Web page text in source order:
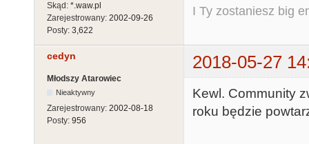
Skąd: *.waw.pl
Zarejestrowany: 2002-09-26
Posty: 3,622
I Ty zostaniesz big
cedyn 2018-05-27
Młodszy Atarowiec
Nieaktywny
Zarejestrowany: 2002-08-18
Posty: 956
Kewl. Community
roku będzie